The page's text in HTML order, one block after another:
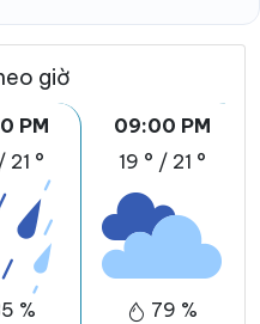
giờ
PM
21 °
%
09:00 PM
19 ° / 21 °
79 %